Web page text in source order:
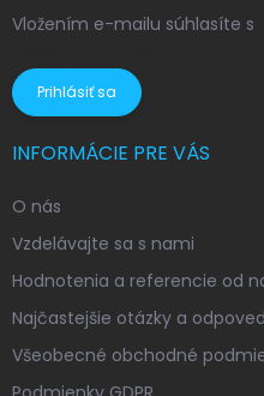
Vložením e-mailu súhlasíte s
Prihlásiť sa
INFORMÁCIE PRE VÁS
O nás
Vzdelávajte sa s nami
Hodnotenia a referencie od
Najčastejšie otázky a
Všeobecné obchodné